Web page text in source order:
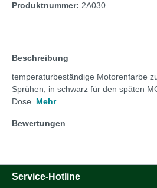
Produktnummer: 2A030
Beschreibung
temperaturbeständige Motorenfarbe
Sprühen, in schwarz für den späten
Dose. Mehr
Bewertungen
Service-Hotline